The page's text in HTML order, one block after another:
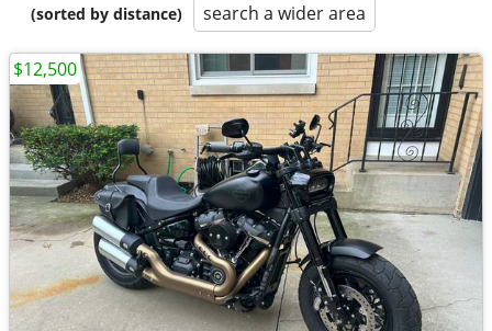
(sorted by distance)
search a wider area
$12,500